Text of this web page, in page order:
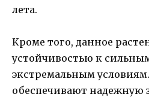
лета.
Кроме того, данное
устойчивостью к
экстремальным
обеспечивают надежную